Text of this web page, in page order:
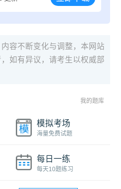
容不断变化与调整，本网站
如有异议，请考生以权威部
我的题库
模拟考场
海量免费试题
每日一练
每天10题练习